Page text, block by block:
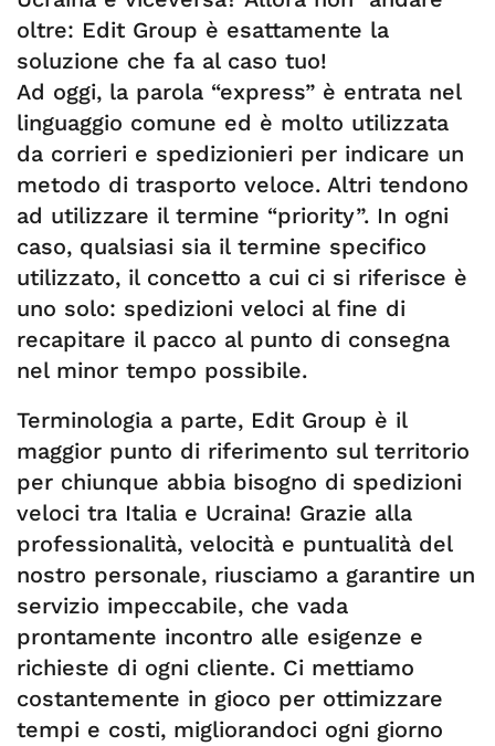
oltre: Edit Group è esattamente la
soluzione che fa al caso tuo!
Ad oggi, la parola “express” è entrata nel
linguaggio comune ed è molto utilizzata
da corrieri e spedizionieri per indicare un
metodo di trasporto veloce. Altri tendono
ad utilizzare il termine “priority”. In ogni
caso, qualsiasi sia il termine specifico
utilizzato, il concetto a cui ci si riferisce è
uno solo: spedizioni veloci al fine di
recapitare il pacco al punto di consegna
nel minor tempo possibile.
Terminologia a parte, Edit Group è il
maggior punto di riferimento sul territorio
per chiunque abbia bisogno di spedizioni
veloci tra Italia e Ucraina! Grazie alla
professionalità, velocità e puntualità del
nostro personale, riusciamo a garantire un
servizio impeccabile, che vada
prontamente incontro alle esigenze e
richieste di ogni cliente. Ci mettiamo
costantemente in gioco per ottimizzare
tempi e costi, migliorandoci ogni giorno